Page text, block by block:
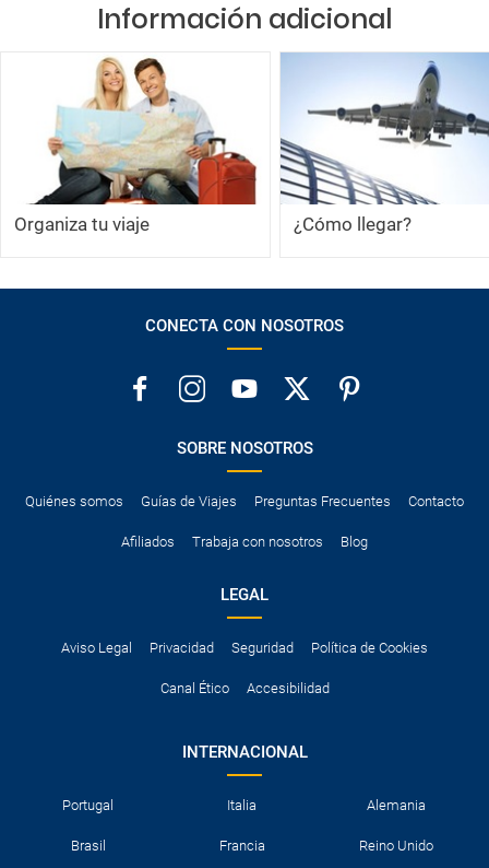
Información adicional
Organiza tu viaje ¿Cómo llegar?
CONECTA CON NOSOTROS
SOBRE NOSOTROS
Quiénes somos Guías de Viajes Preguntas Frecuentes Contacto
Afiliados Trabaja con nosotros Blog
LEGAL
Aviso Legal Privacidad Seguridad Política de Cookies
Canal Ético Accesibilidad
INTERNACIONAL
Portugal Italia Alemania
Brasil Francia Reino Unido